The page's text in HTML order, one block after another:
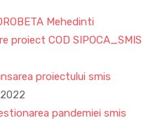
Mehedinti
proiect COD SIPOCA_SMIS
proiectului smis
pandemiei smis